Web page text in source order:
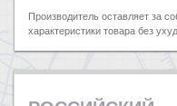
Производитель оставляет за
характеристики товара без